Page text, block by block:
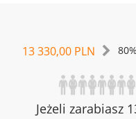
13 330,00 PLN
Jeżeli zarabiasz